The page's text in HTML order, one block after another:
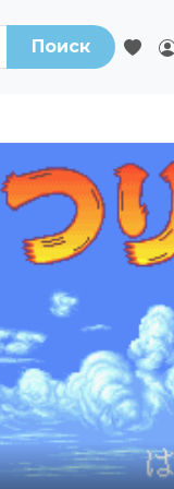
Поиск